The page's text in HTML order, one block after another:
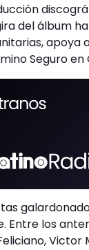
del álbum
apoya
Seguro
Entre los
Victor